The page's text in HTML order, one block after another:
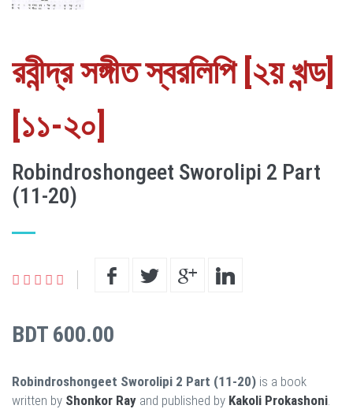
রবীন্দ্র সঙ্গীত স্বরলিপি [২য় খন্ড]
[১১-২০]
Robindroshongeet Sworolipi 2 Part
(11-20)
BDT 600.00
Robindroshongeet Sworolipi 2 Part (11-20) is a book
written by Shonkor Ray and published by Kakoli Prokashoni